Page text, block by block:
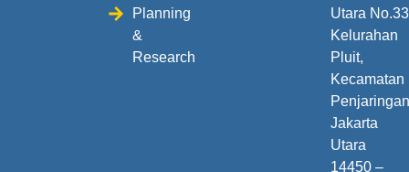
Planning
&
Research
Utara No.33
Kelurahan
Pluit,
Kecamatan
Jakarta
Utara
14450 –